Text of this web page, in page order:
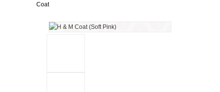
Coat